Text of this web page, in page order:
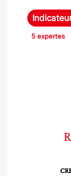
5 expertes